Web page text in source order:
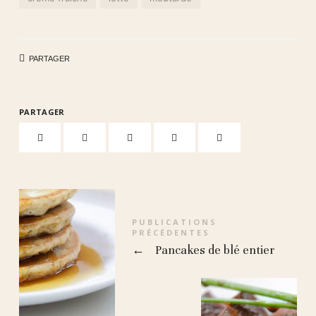
PARTAGER
PARTAGER
PUBLICATIONS
PRÉCÉDENTES
← Pancakes de blé entier